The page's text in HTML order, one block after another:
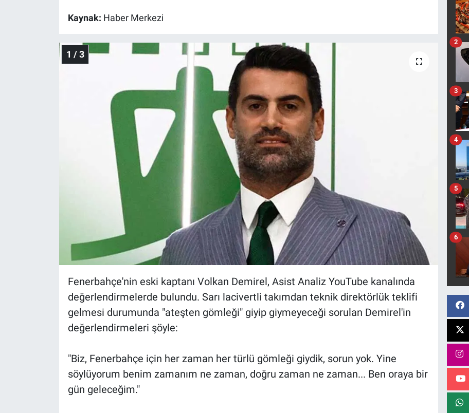
Kaynak: Haber Merkezi
1 / 3
Fenerbahçe'nin eski kaptanı Volkan Demirel, Asist Analiz YouTube kanalında
değerlendirmelerde bulundu. Sarı lacivertli takımdan teknik direktörlük teklifi
gelmesi durumunda "ateşten gömleği" giyip giymeyeceği sorulan Demirel'in
değerlendirmeleri şöyle:
"Biz, Fenerbahçe için her zaman her türlü gömleği giydik, sorun yok. Yine
söylüyorum benim zamanım ne zaman, doğru zaman ne zaman... Ben oraya bir
gün geleceğim."
2
3
4
5
6
Gündem Özel
Günün görüntüsü
Programlar
Türkiye'nin Geleceği